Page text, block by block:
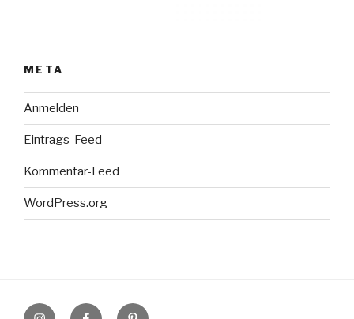
META
Anmelden
Eintrags-Feed
Kommentar-Feed
WordPress.org
InstagramFacebookPinterest